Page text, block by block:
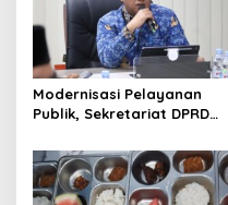
g
a
t
i
o
n
Modernisasi Pelayanan
Publik, Sekretariat DPRD
Luncurkan Aplikasi SIPAKDE